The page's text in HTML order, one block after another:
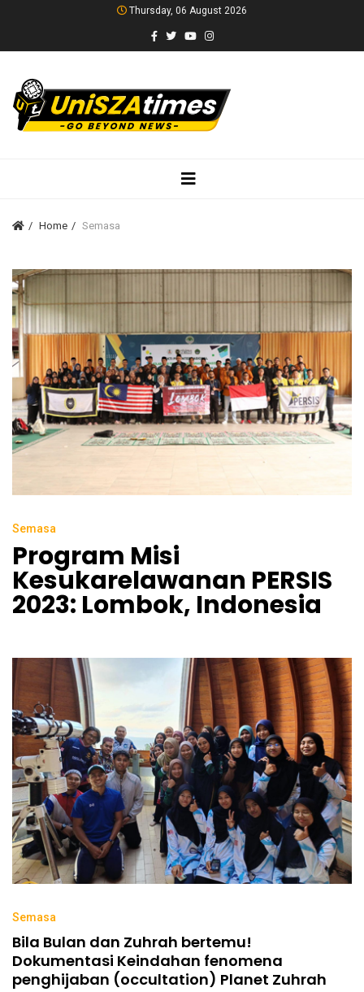
Thursday, 06 August 2026
Home Semasa
Semasa
Program Misi
Kesukarelawanan PERSIS
2023: Lombok, Indonesia
Semasa
Bila Bulan dan Zuhrah bertemu!
Dokumentasi Keindahan fenomena
penghijaban (occultation) Planet Zuhrah